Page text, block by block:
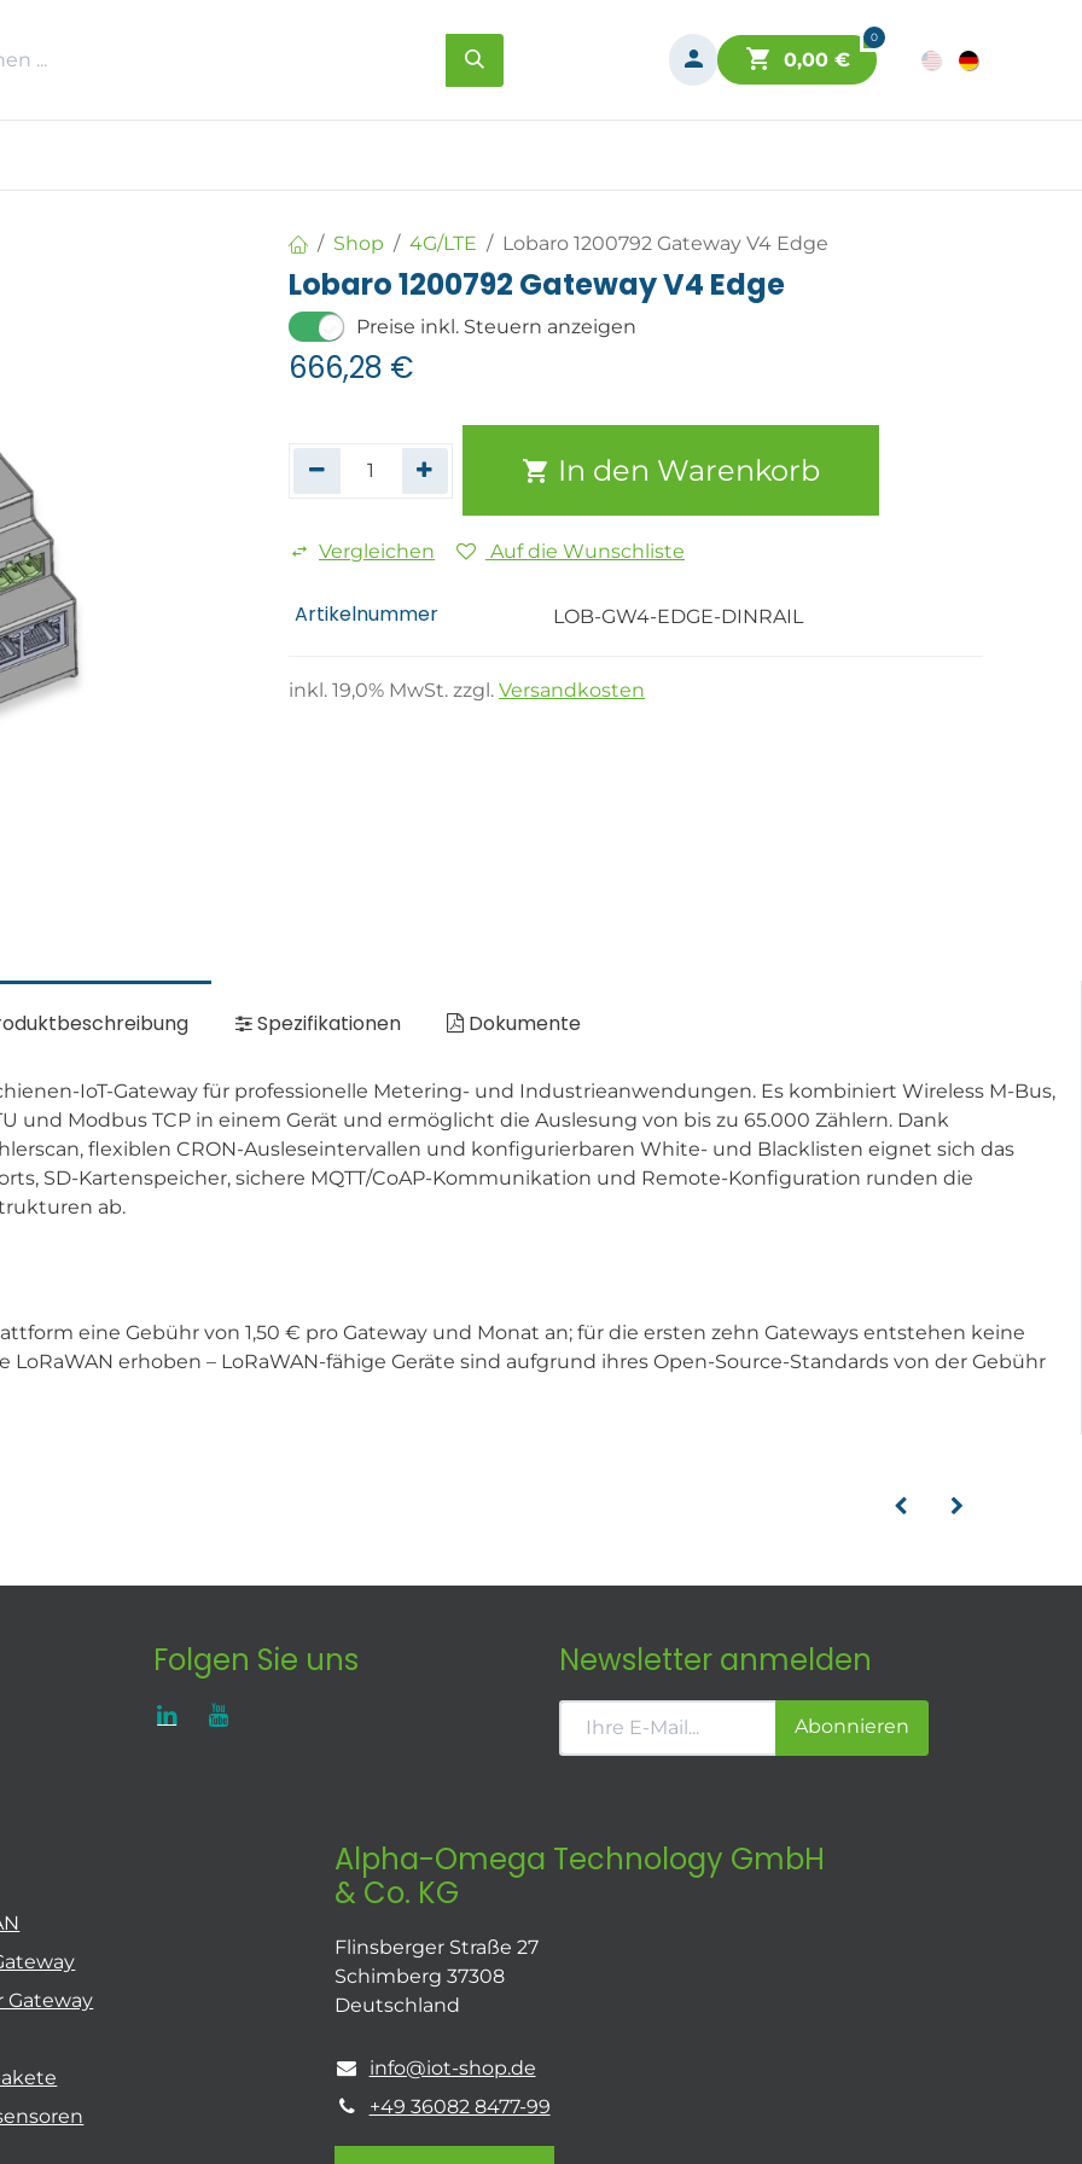
0
0,00€
Shop 4G/LTE Lobaro 1200792 Gateway V4 Edge
Lobaro 1200792 Gateway V4 Edge
Preise inkl. Steuern anzeigen
666,28 €
In den Warenkorb
Vergleichen Auf die Wunschliste
Artikelnummer LOB-GW4-EDGE-DINRAIL
inkl. 19,0% MwSt. zzgl. Versandkosten
Spezifikationen Dokumente
IoT-Gateway für professionelle Metering- und Industrieanwendungen. Es kombiniert Wireless M-Bus,
und Modbus TCP in einem Gerät und ermöglicht die Auslesung von bis zu 65.000 Zählern. Dank
flexiblen CRON-Ausleseintervallen und konfigurierbaren White- und Blacklisten eignet sich das
SD-Kartenspeicher, sichere MQTT/CoAP-Kommunikation und Remote-Konfiguration runden die
ab.
eine Gebühr von 1,50 € pro Gateway und Monat an; für die ersten zehn Gateways entstehen keine
erhoben – LoRaWAN-fähige Geräte sind aufgrund ihres Open-Source-Standards von der Gebühr
Folgen Sie uns Newsletter anmelden
Abonnieren
Gateway
Alpha-Omega Technology GmbH
& Co. KG
Flinsberger Straße 27
Schimberg 37308
Deutschland
info@iot-shop.de
+49 36082 8477-99